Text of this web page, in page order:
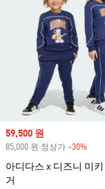
Sale price
59,500 원
85,000 원 정상가 -30%
아디다스 x 디즈니 미
거